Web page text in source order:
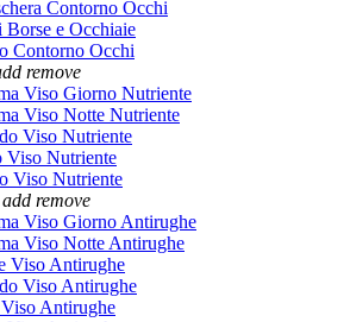
Contorno Occhi
Borse e Occhiaie
Contorno Occhi
remove
Viso Giorno Nutriente
Viso Notte Nutriente
Viso Nutriente
Viso Nutriente
Viso Nutriente
add remove
Viso Giorno Antirughe
Viso Notte Antirughe
Viso Antirughe
Viso Antirughe
Antirughe